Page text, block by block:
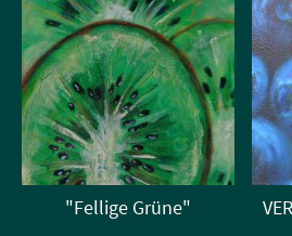
"Fellige Grüne"